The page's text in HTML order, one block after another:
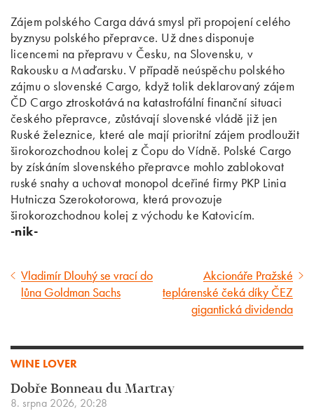
Zájem polského Carga dává smysl při propojení celého
byznysu polského přepravce. Už dnes disponuje
licencemi na přepravu v Česku, na Slovensku, v
Rakousku a Maďarsku. V případě neúspěchu polského
zájmu o slovenské Cargo, když tolik deklarovaný zájem
ČD Cargo ztroskotává na katastrofální finanční situaci
českého přepravce, zůstávají slovenské vládě již jen
Ruské železnice, které ale mají prioritní zájem prodloužit
širokorozchodnou kolej z Čopu do Vídně. Polské Cargo
by získáním slovenského přepravce mohlo zablokovat
ruské snahy a uchovat monopol dceřiné firmy PKP Linia
Hutnicza Szerokotorowa, která provozuje
širokorozchodnou kolej z východu ke Katovicím.
-nik-
Předcházející
článek
Vladimír Dlouhý se vrací do
lůna Goldman Sachs
Následující
článek
Akcionáře Pražské
teplárenské čeká díky ČEZ
gigantická dividenda
WINE LOVER
Dobře Bonneau du Martray
8. srpna 2026, 20:28